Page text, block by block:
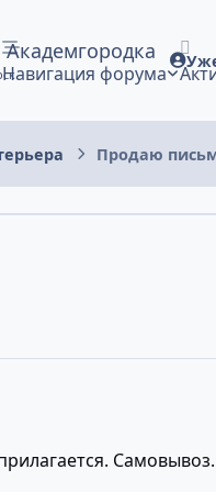
Навигация форума
Продаю
Самовывоз.